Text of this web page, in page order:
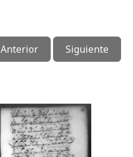
Anterior Siguiente